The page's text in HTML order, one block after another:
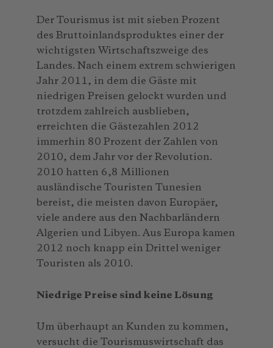
Der Tourismus ist mit sieben Prozent
des Bruttoinlandsproduktes einer der
wichtigsten Wirtschaftszweige des
Landes. Nach einem extrem schwierigen
Jahr 2011, in dem die Gäste mit
niedrigen Preisen gelockt wurden und
trotzdem zahlreich ausblieben,
erreichten die Gästezahlen 2012
immerhin 80 Prozent der Zahlen von
2010, dem Jahr vor der Revolution.
2010 hatten 6,8 Millionen
ausländische Touristen Tunesien
bereist, die meisten davon Europäer,
viele andere aus den Nachbarländern
Algerien und Libyen. Aus Europa kamen
2012 noch knapp ein Drittel weniger
Touristen als 2010.
Niedrige Preise sind keine Lösung
Um überhaupt an Kunden zu kommen,
versucht die Tourismuswirtschaft das